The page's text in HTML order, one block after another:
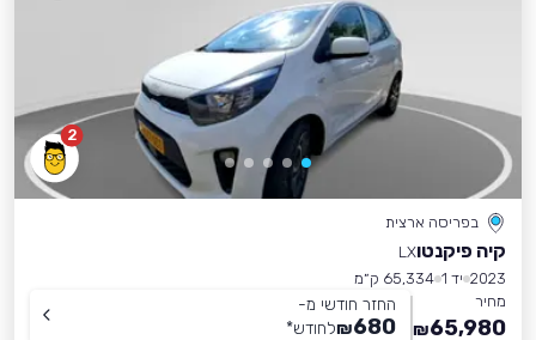
2
בפריסה ארצית
קיה פיקנטוLX
2023 יד 1
65,334 ק״מ
מחיר
65,980
₪
החזר חודשי מ-
680
₪לחודש*